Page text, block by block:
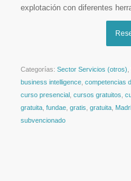
explotación con diferentes
Categorías: Sector Servicios (otros)
business intelligence, competencias
curso presencial, cursos gratuitos
gratuita, fundae, gratis gratuita,
subvencionado